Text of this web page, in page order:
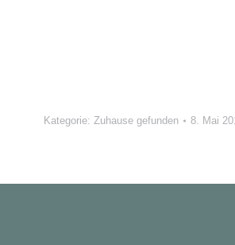
Kategorie: Zuhause gefunden 8. Mai